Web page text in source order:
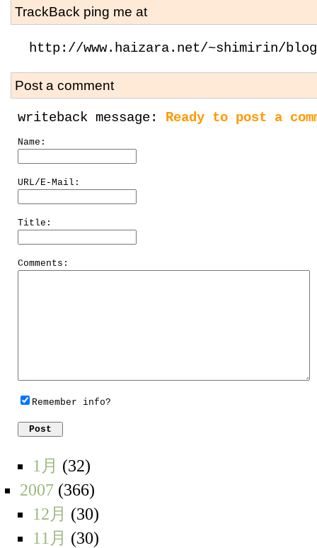
TrackBack ping me at
http://www.haizara.net/~shimirin/blog/
Post a comment
writeback message: Ready to post a
Name:
URL/E-Mail:
Title:
Comments:
Remember info?
1月 (32)
2007 (366)
12月 (30)
11月 (30)